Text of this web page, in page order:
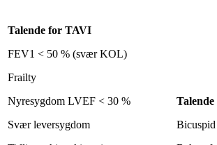
Talende for TAVI
FEV1 < 50 % (svær KOL)
Frailty
Nyresygdom LVEF < 30 %
Svær leversygdom